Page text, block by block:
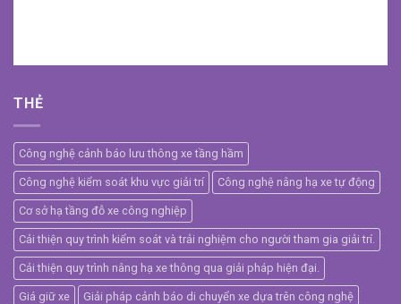
THẺ
Công nghệ cảnh báo lưu thông xe tầng hầm
Công nghệ kiểm soát khu vực giải trí Công nghệ nâng hạ xe tự động
Cơ sở hạ tầng đỗ xe công nghiệp
Cải thiện quy trình kiểm soát và trải nghiệm cho người tham gia giải trí.
Cải thiện quy trình nâng hạ xe thông qua giải pháp hiện đại.
Giá giữ xe Giải pháp cảnh báo di chuyển xe dựa trên công nghệ